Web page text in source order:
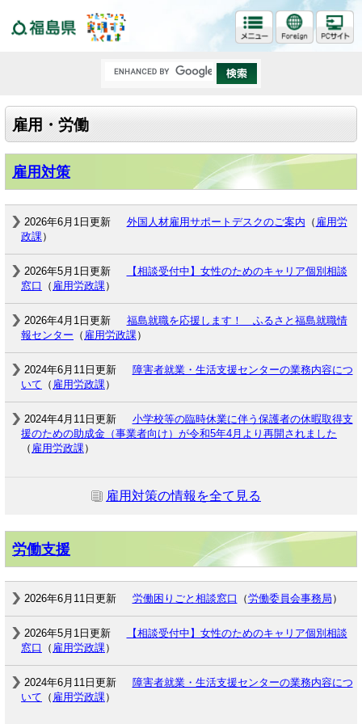
雇用・労働
雇用対策
2026年6月1日更新 外国人材雇用サポートデスクのご案内 （ 雇用労
政課 ）
2026年5月1日更新
【相談受付中】女性のためのキャリア個別相談
窓口
（ 雇用労政課 ）
2026年4月1日更新
福島就職を応援します！ ふるさと福島就職情
報センター （ 雇用労政課 ）
2024年6月11日更新
障害者就業・生活支援センターの業務内容につ
いて （ 雇用労政課 ）
2024年4月11日更新
小学校等の臨時休業に伴う保護者の休暇取得支
援のための助成金（事業者向け）が令和5年4月より再開されました
（ 雇用労政課 ）
雇用対策の情報を全て見る
労働支援
2026年6月11日更新 労働困りごと相談窓口 （労働委員会事務局 ）
2026年5月1日更新
【相談受付中】女性のためのキャリア個別相談
窓口
（ 雇用労政課）
2024年6月11日更新
障害者就業・生活支援センターの業務内容につ
いて （ 雇用労政課）